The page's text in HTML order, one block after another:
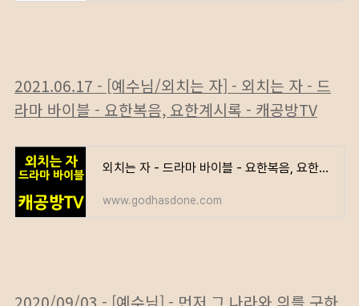
2021.06.17 - [예수님/외치는 자] - 외치는 자 - 드
라마 바이블 - 요한복음, 요한계시록 - 캐공방TV
외치는 자 - 드라마 바이블 - 요한복음, 요한계시록 - 캐공방TV
www.godhasdone.com